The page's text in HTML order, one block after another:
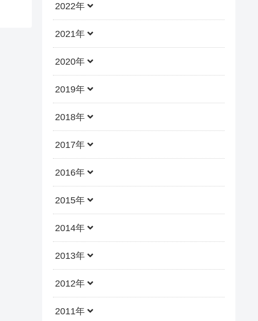
2022年
2021年
2020年
2019年
2018年
2017年
2016年
2015年
2014年
2013年
2012年
2011年